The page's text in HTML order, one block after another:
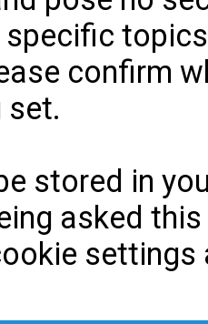
confirm
set.
stored in
asked